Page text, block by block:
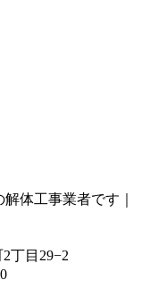
体工事業者です｜
丁目29−2